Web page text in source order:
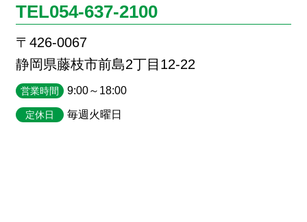
TEL054-637-2100
〒426-0067
静岡県藤枝市前島2丁目12-22
営業時間 9:00～18:00
定休日 毎週火曜日